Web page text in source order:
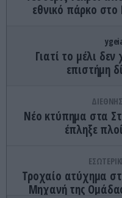
εθνικό πάρκο στο
Γιατί το μέλι
επιστήμη
Νέο κτύπημα στα
έπληξε
Τροχαίο ατύχημα
Μηχανή της